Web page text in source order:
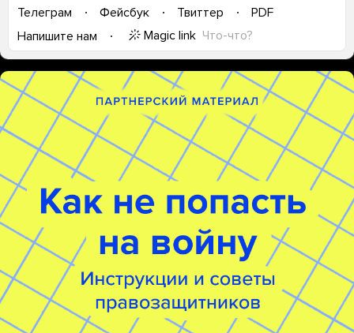
Телеграм
Фейсбук Твиттер
PDF
Напишите нам
Magic link Что-что?